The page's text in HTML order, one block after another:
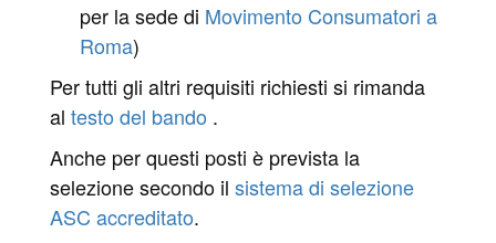
per la sede di Movimento Consumatori a
Roma)
Per tutti gli altri requisiti richiesti si rimanda
al testo del bando .
Anche per questi posti è prevista la
selezione secondo il sistema di selezione
ASC accreditato.